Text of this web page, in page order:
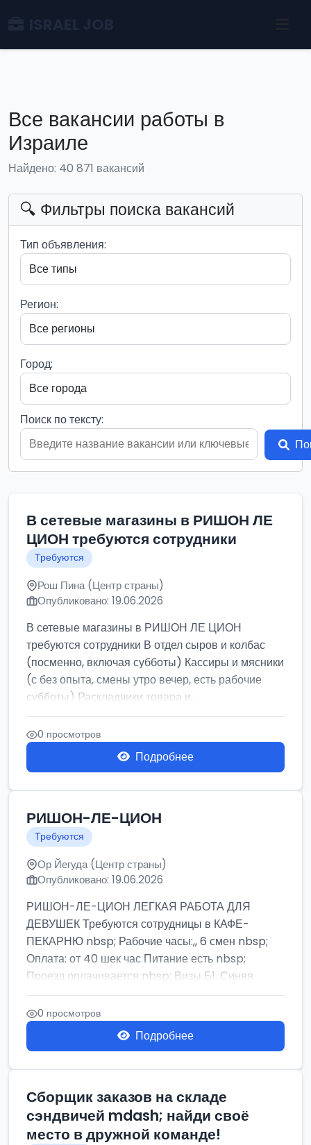
Все вакансии работы в
Израиле
Найдено: 40 871 вакансий
🔍 Фильтры поиска вакансий
Тип объявления:
Регион:
Город:
Поиск по тексту:
В сетевые магазины в РИШОН ЛЕ
ЦИОН требуются сотрудники
Требуются
Рош Пина (Центр страны)
Опубликовано: 19.06.2026
В сетевые магазины в РИШОН ЛЕ ЦИОН
требуются сотрудники В отдел сыров и колбас
(посменно, включая субботы) Кассиры и мясники
(с без опыта, смены утро вечер, есть рабочие
субботы) Раскладчики товара и ...
0 просмотров
Подробнее
РИШОН-ЛЕ-ЦИОН
Требуются
Ор Йегуда (Центр страны)
Опубликовано: 19.06.2026
РИШОН-ЛЕ-ЦИОН ЛЕГКАЯ РАБОТА ДЛЯ
ДЕВУШЕК Требуются сотрудницы в КАФЕ-
ПЕКАРНЮ nbsp; Рабочие часы:,, 6 смен nbsp;
Оплата: от 40 шек час Питание есть nbsp;
Проезд оплачивается nbsp; Визы Б1, Синяя
бумага,...
0 просмотров
Подробнее
Сборщик заказов на складе
сэндвичей mdash; найди своё
место в дружной команде!